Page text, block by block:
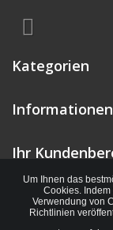
Kategorien
Informationen
Ihr
Um Ihnen das
Cookies.
Verwendung von
Richtlinien